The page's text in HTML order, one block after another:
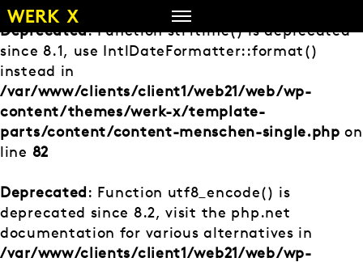
Zum
Inhalt
springen
Deprecated: Function strftime() is deprecated
since 8.1, use IntlDateFormatter::format()
instead in
/var/www/clients/client1/web21/web/wp-
content/themes/werk-x/template-
parts/content/content-menschen-single.php on
line 82
Deprecated: Function utf8_encode() is
deprecated since 8.2, visit the php.net
documentation for various alternatives in
/var/www/clients/client1/web21/web/wp-